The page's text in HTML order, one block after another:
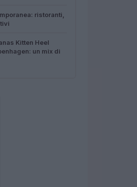
ristoranti,
Kitten Heel
un mix di